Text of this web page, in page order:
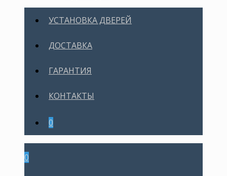
УСТАНОВКА ДВЕРЕЙ
ДОСТАВКА
ГАРАНТИЯ
КОНТАКТЫ
0
0